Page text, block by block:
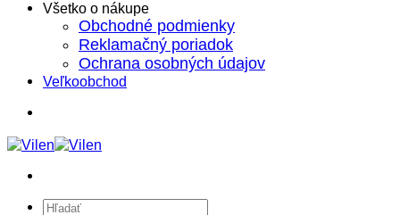
Všetko o nákupe
Obchodné podmienky
Reklamačný poriadok
Ochrana osobných údajov
Veľkoobchod
Hľadať: